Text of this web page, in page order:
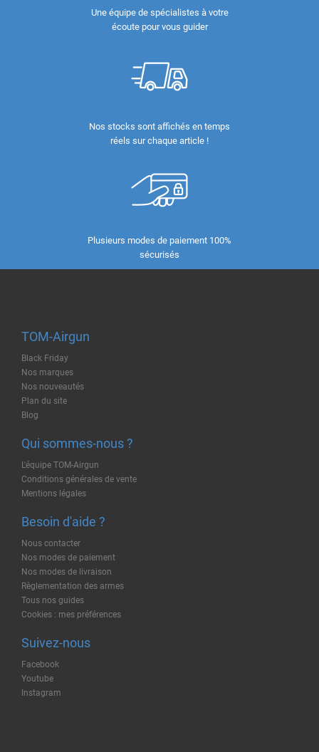
Une équipe de spécialistes à votre
écoute pour vous guider
Nos stocks sont affichés en temps
réels sur chaque article !
Plusieurs modes de paiement 100%
sécurisés
TOM-Airgun
Black Friday
Nos marques
Nos nouveautés
Plan du site
Blog
Qui sommes-nous ?
L'équipe TOM-Airgun
Conditions générales de vente
Mentions légales
Besoin d'aide ?
Nous contacter
Nos modes de paiement
Nos modes de livraison
Règlementation des armes
Tous nos guides
Cookies : mes préférences
Suivez-nous
Facebook
Youtube
Instagram